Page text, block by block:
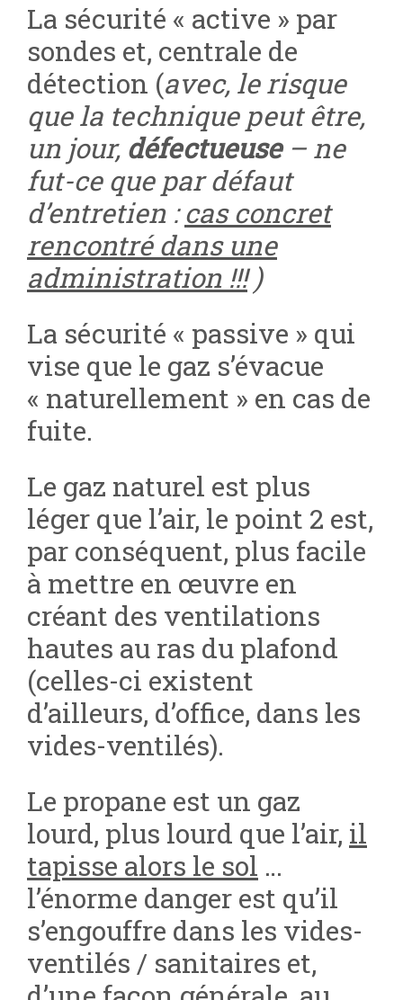
La sécurité « active » par
sondes et, centrale de
détection (avec, le risque
que la technique peut être,
un jour, défectueuse– ne
fut-ce que par défaut
d’entretien :cas concret
rencontré dans une
administration !!!)
La sécurité « passive » qui
vise que le gaz s’évacue
« naturellement » en cas de
fuite.
Le gaz naturel est plus
léger que l’air, le point 2 est,
par conséquent, plus facile
à mettre en œuvre en
créant des ventilations
hautes au ras du plafond
(celles-ci existent
d’ailleurs, d’office, dans les
vides-ventilés).
Le propane est un gaz
lourd, plus lourd que l’air, il
tapisse alors le sol …
l’énorme danger est qu’il
s’engouffre dans les vides-
ventilés / sanitaires et,